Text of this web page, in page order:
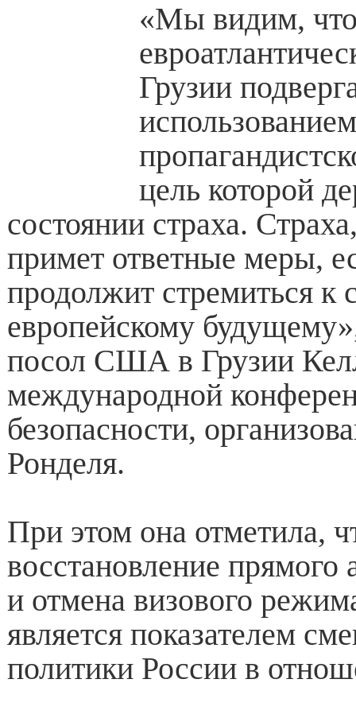
«Мы видим,
Грузии
цель которой
состоянии страха.
примет ответные меры,
продолжит стремиться к
европейскому
посол США в Грузии
международной
безопасности,
Ронделя.
При этом она отметила,
восстановление прямого
и отмена визового
является показателем
политики России в